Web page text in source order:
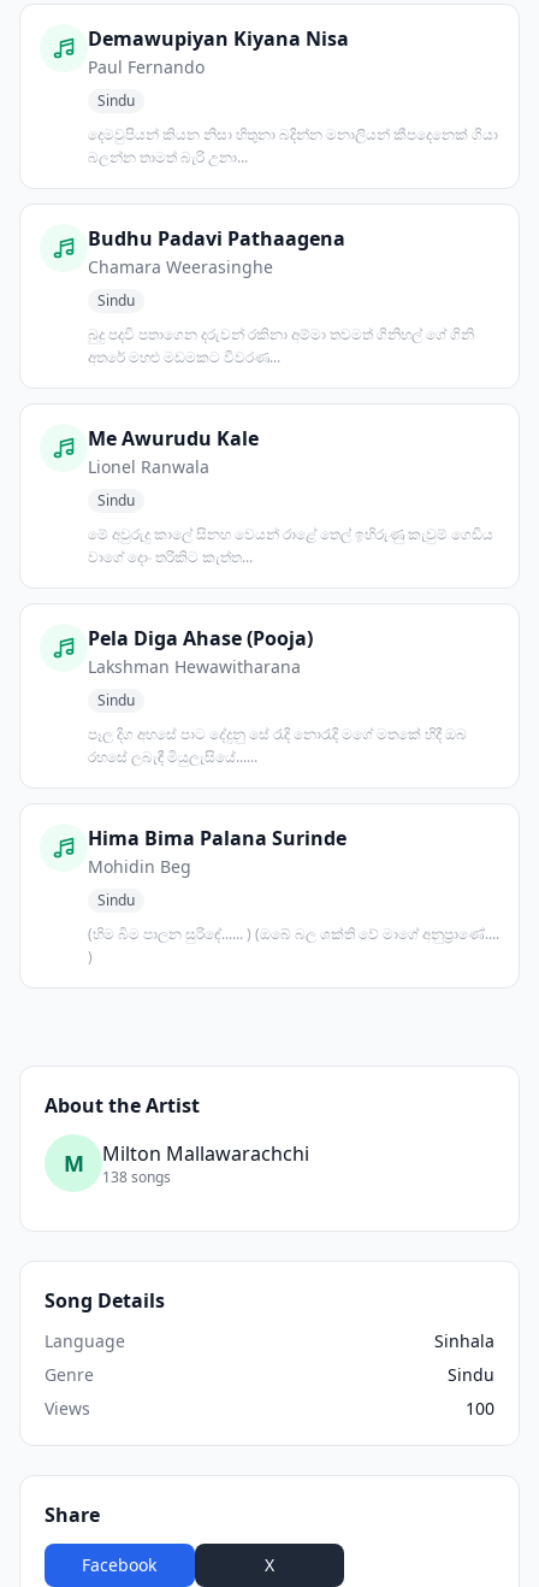
Demawupiyan Kiyana Nisa
Paul Fernando
Sindu
දෙමවුපියන් කියන නිසා හිතුනා බදින්න මනාලියන් කීපදෙනෙක් ගියා
බලන්න තාමත් බැරි උනා...
Budhu Padavi Pathaagena
Chamara Weerasinghe
Sindu
බුදු පදවි පතාගෙන දරුවන් රකිනා අම්මා තවමත් ගිනිහල් ගේ ගිනි
අතරේ මහළු මඩමකට විවරණ...
Me Awurudu Kale
Lionel Ranwala
Sindu
මේ අවුරුදු කාලේ සිනහ වෙයන් රාළේ තෙල් ඉහිරුණු කැවුම් ගෙඩිය
වාගේ දොං තරිකිට කැත්ත...
Pela Diga Ahase (Pooja)
Lakshman Hewawitharana
Sindu
පෑල දිග අහසේ පාට දේදුනු සේ රැදි නොරැදි මගේ මතකේ හිදී ඔබ
රහසේ ලබැඳී මියුලැසියේ......
Hima Bima Palana Surinde
Mohidin Beg
Sindu
(හිම බිම පාලන සුරිඳේ...... ) (ඔබේ බල ශක්ති වේ මාගේ අනුප්‍රාණේ....
)
About the Artist
M Milton Mallawarachchi
138 songs
Song Details
Language
Sinhala
Genre
Sindu
Views
100
Share
Facebook X